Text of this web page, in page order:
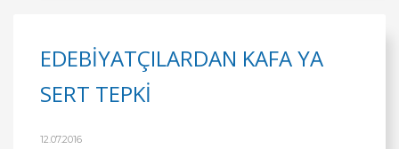
EDEBİYATÇILARDAN KAFA YA
SERT TEPKİ
12.07.2016